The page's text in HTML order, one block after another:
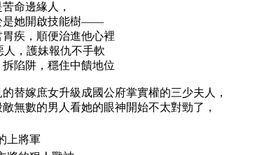
命邊緣人，
是她開啟技能樹——
胃疾，順便治進他心裡
，護妹報仇不手軟
拆陷阱，穩住中饋地位
替嫁庶女升級成國公府掌實權的三少夫人，
無數的男人看她的眼神開始不太對勁了，
上將軍